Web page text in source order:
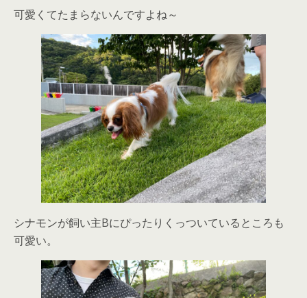
可愛くてたまらないんですよね～
シナモンが飼い主Bにぴったりくっついているところも
可愛い。